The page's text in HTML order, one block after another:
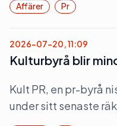
Affärer Pr
2026-07-20, 11:09
Kulturbyrå blir
Kult PR, en pr-byrå
under sitt senaste